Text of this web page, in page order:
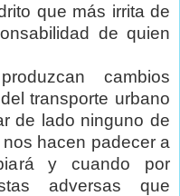
que más irrita de
de quien
cambios
transporte urbano
de lado ninguno de
hacen padecer a
y cuando por
adversas que